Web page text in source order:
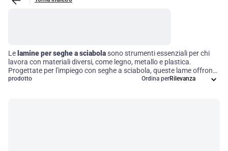
Le lamine per seghe a sciabolasono strumenti essenziali per chi
lavora con materiali diversi, come legno, metallo e plastica.
Progettate per l'impiego con seghe a sciabola, queste lame offrono
un design dei denti e una composizione materiale specifici che
prodotto Ordina per